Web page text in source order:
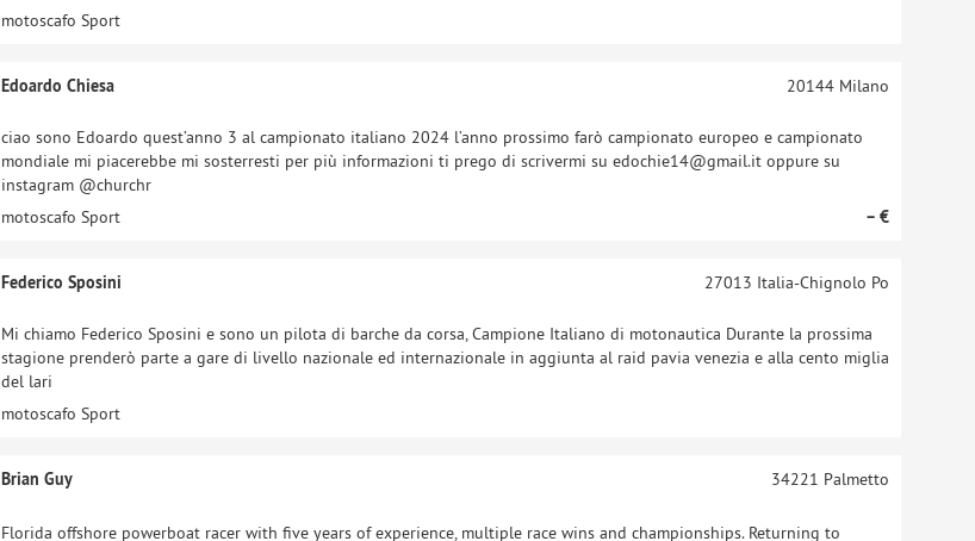
motoscafo Sport
Edoardo Chiesa
ciao sono Edoardo quest’anno 3 al campionato italiano 2024 l’anno prossimo farò campionato europeo e campionato
mondiale mi piacerebbe mi sosterresti per più informazioni ti prego di scrivermi su edochie14@gmail.it oppure su
instagram @churchr
20144Milano
motoscafo Sport – €
Federico Sposini
Mi chiamo Federico Sposini e sono un pilota di barche da corsa, Campione Italiano di motonautica Durante la prossima
stagione prenderò parte a gare di livello nazionale ed internazionale in aggiunta al raid pavia venezia e alla cento miglia
del lari
27013 Italia-Chignolo Po
motoscafo Sport
Brian Guy
Florida offshore powerboat racer with five years of experience, multiple race wins and championships. Returning to
34221 Palmetto